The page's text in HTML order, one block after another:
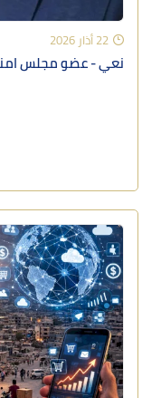
22 أذار 2026
نعي - عضو مجلس